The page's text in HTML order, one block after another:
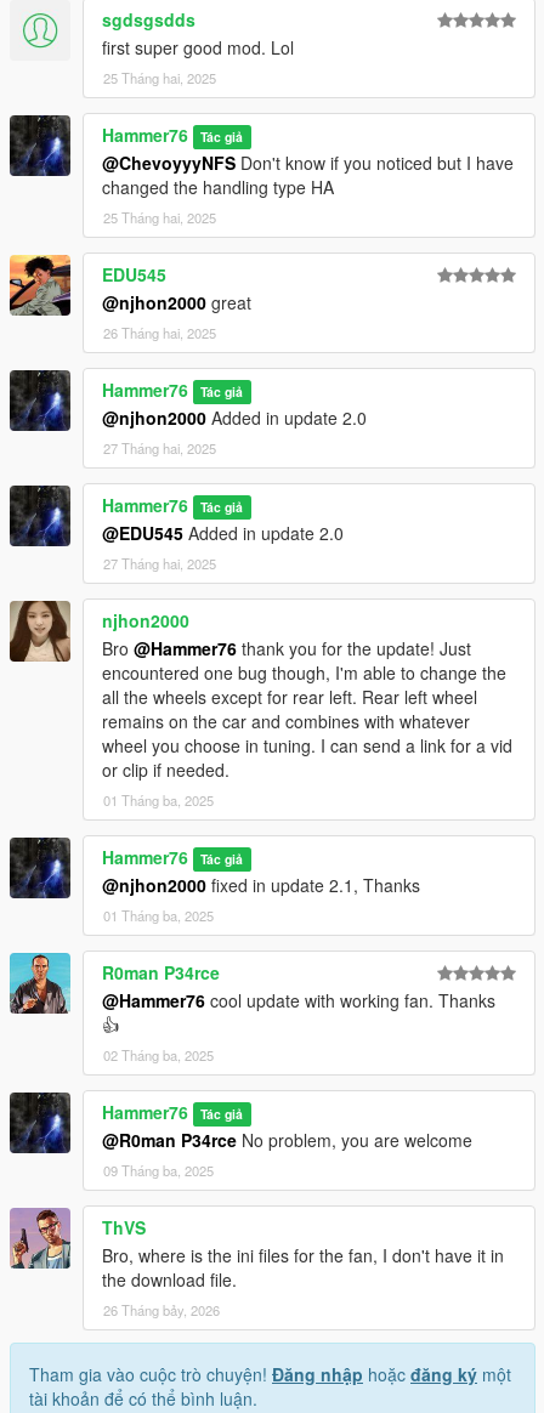
sgdsgsdds
first super good mod. Lol
25 Tháng hai, 2025
Hammer76 Tác giả
@ChevoyyyNFS Don't know if you noticed but I have
changed the handling type HA
25 Tháng hai, 2025
EDU545
@njhon2000 great
26 Tháng hai, 2025
Hammer76 Tác giả
@njhon2000 Added in update 2.0
27 Tháng hai, 2025
Hammer76 Tác giả
@EDU545 Added in update 2.0
27 Tháng hai, 2025
njhon2000
Bro @Hammer76 thank you for the update! Just
encountered one bug though, I'm able to change the
all the wheels except for rear left. Rear left wheel
remains on the car and combines with whatever
wheel you choose in tuning. I can send a link for a vid
or clip if needed.
01 Tháng ba, 2025
Hammer76 Tác giả
@njhon2000 fixed in update 2.1, Thanks
01 Tháng ba, 2025
R0man P34rce
@Hammer76 cool update with working fan. Thanks
👍
02 Tháng ba, 2025
Hammer76 Tác giả
@R0man P34rce No problem, you are welcome
09 Tháng ba, 2025
ThVS
Bro, where is the ini files for the fan, I don't have it in
the download file.
26 Tháng bảy, 2026
Tham gia vào cuộc trò chuyện! Đăng nhập hoặc đăng ký một
tài khoản để có thể bình luận.